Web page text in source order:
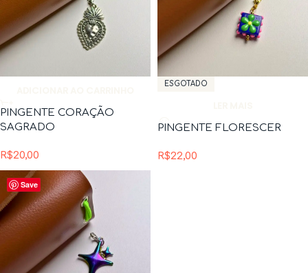
PINGENTE CORAÇÃO
SAGRADO
R$20,00
ESGOTADO
PINGENTE FLORESCER
R$22,00
Save